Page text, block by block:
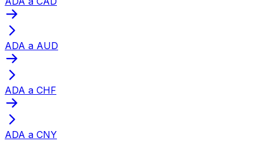
ADA a AUD
ADA a CHF
ADA a CNY